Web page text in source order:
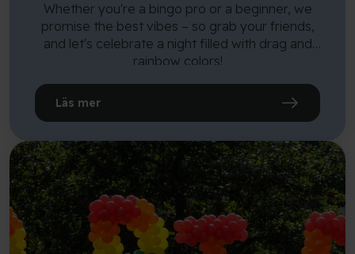
Whether you're a bingo pro or a beginner, we
promise the best vibes – so grab your friends,
and let's celebrate a night filled with drag and
rainbow colors!
Läs mer